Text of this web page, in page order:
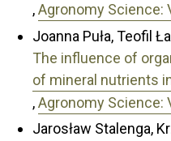
,Agronomy Science:
Joanna Puła, Teofil
The influence of
of mineral nutrients
,Agronomy Science:
Jarosław Stalenga,